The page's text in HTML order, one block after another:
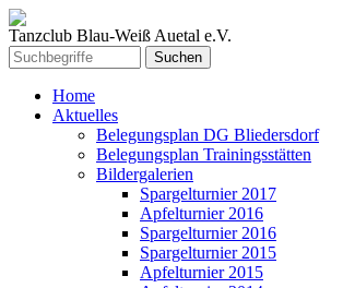
Tanzclub Blau-Weiß Auetal e.V.
Home
Aktuelles
Belegungsplan DG Bliedersdorf
Belegungsplan Trainingsstätten
Bildergalerien
Spargelturnier 2017
Apfelturnier 2016
Spargelturnier 2016
Spargelturnier 2015
Apfelturnier 2015